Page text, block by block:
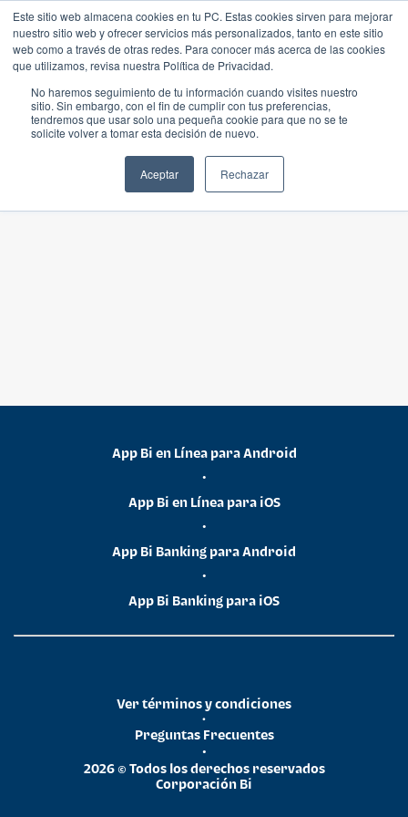
Este sitio web almacena cookies en tu PC. Estas cookies sirven para mejorar
nuestro sitio web y ofrecer servicios más personalizados, tanto en este sitio
web como a través de otras redes. Para conocer más acerca de las cookies
que utilizamos, revisa nuestra Política de Privacidad.
No haremos seguimiento de tu información cuando visites nuestro
sitio. Sin embargo, con el fin de cumplir con tus preferencias,
tendremos que usar solo una pequeña cookie para que no se te
solicite volver a tomar esta decisión de nuevo.
Aceptar Rechazar
App Bi en Línea para Android
•
App Bi en Línea para iOS
•
App Bi Banking para Android
•
App Bi Banking para iOS
2026 © Todos los derechos reservados
Corporación Bi
•
Preguntas Frecuentes
•
Ver términos y condiciones